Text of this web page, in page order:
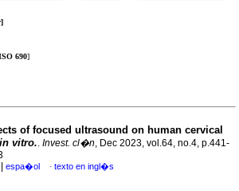
690]
of focused ultrasound on human cervical
in vitro.. Invest. cl�n, Dec 2023, vol.64, no.4, p.441-
espa�ol · texto en ingl�s